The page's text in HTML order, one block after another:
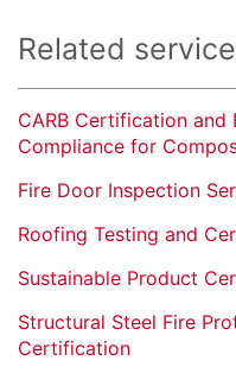
Related
CARB Certification and
Compliance for
Fire Door Inspection
Roofing Testing and
Sustainable Product
Structural Steel Fire
Certification